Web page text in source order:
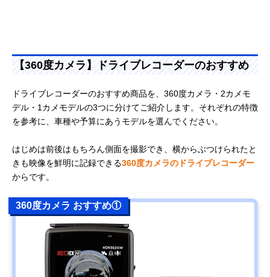
【360度カメラ】ドライブレコーダーのおすすめ
ドライブレコーダーのおすすめ商品を、360度カメラ・2カメモ
デル・1カメモデルの3つに分けてご紹介します。それぞれの特徴
を参考に、車種や予算にあうモデルを選んでください。
はじめは前後はもちろん側面を撮影でき、横からぶつけられたと
きも映像を鮮明に記録できる360度カメラのドライブレコーダー
からです。
360度カメラ おすすめ①